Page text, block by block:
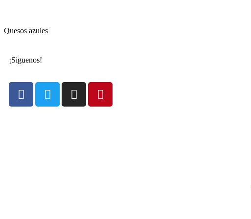
Quesos azules
¡Síguenos!